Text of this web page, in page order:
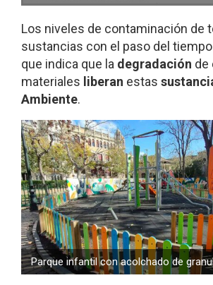
Los niveles de contaminación de
sustancias con el paso del
que indica que la degradación de
materiales liberan estas
Ambiente.
Parque infantil con acolchado de